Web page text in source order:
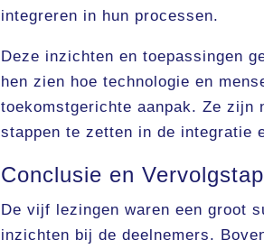
integreren in hun processen.
Deze inzichten en toepassingen
hen zien hoe technologie en
toekomstgerichte aanpak. Ze zijn
stappen te zetten in de integratie
Conclusie en
De vijf lezingen waren een groot
inzichten bij de deelnemers.